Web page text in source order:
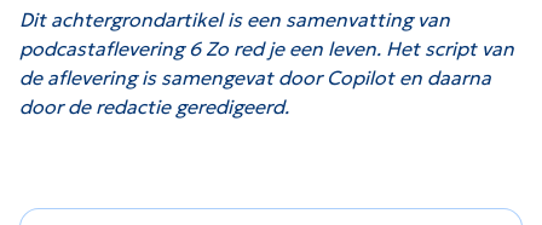
Dit achtergrondartikel is een samenvatting van
podcastaflevering 6 Zo red je een leven. Het script van
de aflevering is samengevat door Copilot en daarna
door de redactie geredigeerd.